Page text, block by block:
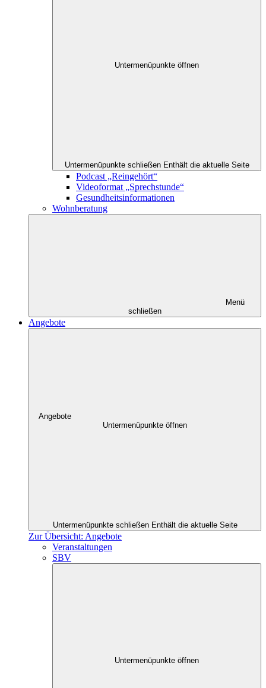
Untermenüpunkte öffnen
Untermenüpunkte schließen Enthält die aktuelle Seite
Podcast „Reingehört“
Videoformat „Sprechstunde“
Gesundheitsinformationen
Wohnberatung
Menü
schließen
Angebote
Angebote
Untermenüpunkte öffnen
Untermenüpunkte schließen Enthält die aktuelle Seite
Zur Übersicht: Angebote
Veranstaltungen
SBV
Untermenüpunkte öffnen